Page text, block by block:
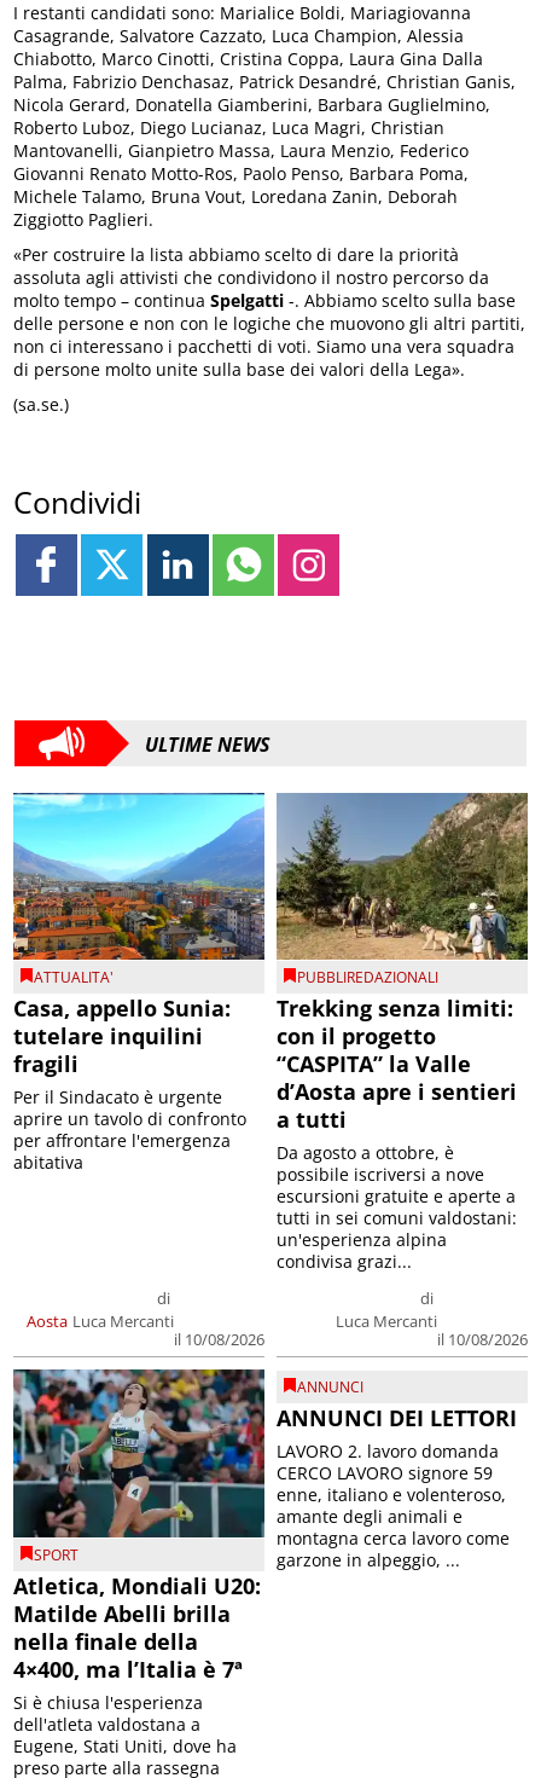
I restanti candidati sono: Marialice Boldi, Mariagiovanna
Casagrande, Salvatore Cazzato, Luca Champion, Alessia
Chiabotto, Marco Cinotti, Cristina Coppa, Laura Gina Dalla
Palma, Fabrizio Denchasaz, Patrick Desandré, Christian Ganis,
Nicola Gerard, Donatella Giamberini, Barbara Guglielmino,
Roberto Luboz, Diego Lucianaz, Luca Magri, Christian
Mantovanelli, Gianpietro Massa, Laura Menzio, Federico
Giovanni Renato Motto-Ros, Paolo Penso, Barbara Poma,
Michele Talamo, Bruna Vout, Loredana Zanin, Deborah
Ziggiotto Paglieri.
«Per costruire la lista abbiamo scelto di dare la priorità
assoluta agli attivisti che condividono il nostro percorso da
molto tempo – continuaSpelgatti -. Abbiamo scelto sulla base
delle persone e non con le logiche che muovono gli altri partiti,
non ci interessano i pacchetti di voti. Siamo una vera squadra
di persone molto unite sulla base dei valori della Lega».
(sa.se.)
Condividi
ULTIME NEWS
ATTUALITA'
Casa, appello Sunia:
tutelare inquilini
fragili
Aosta
di
Luca Mercanti
il 10/08/2026
Per il Sindacato è urgente
aprire un tavolo di confronto
per affrontare l'emergenza
abitativa
PUBBLIREDAZIONALI
Trekking senza limiti:
con il progetto
“CASPITA” la Valle
d’Aosta apre i sentieri
a tutti
di
Luca Mercanti
il 10/08/2026
Da agosto a ottobre, è
possibile iscriversi a nove
escursioni gratuite e aperte a
tutti in sei comuni valdostani:
un'esperienza alpina
condivisa grazi...
SPORT
Atletica, Mondiali U20:
Matilde Abelli brilla
nella finale della
4×400, ma l’Italia è 7ª
Si è chiusa l'esperienza
dell'atleta valdostana a
Eugene, Stati Uniti, dove ha
preso parte alla rassegna
ANNUNCI
ANNUNCI DEI LETTORI
LAVORO 2. lavoro domanda
CERCO LAVORO signore 59
enne, italiano e volenteroso,
amante degli animali e
montagna cerca lavoro come
garzone in alpeggio, ...